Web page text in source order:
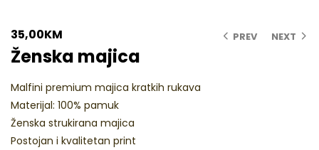
PREV NEXT
35,00KM
Ženska majica
Malfini premium majica kratkih rukava
Materijal: 100% pamuk
Ženska strukirana majica
Postojan i kvalitetan print